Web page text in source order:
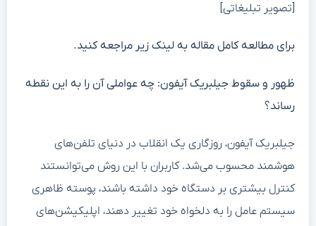
[تصویر تبلیغاتی]
برای مطالعه کامل مقاله به لینک زیر مراجعه کنید.
ظهور و سقوط جیلبریک آیفون: چه عواملی آن را به این نقطه
رساند؟
جیلبریک آیفون، روزگاری یک انقلاب در دنیای تلفن‌های
هوشمند محسوب می‌شد. کاربران با این روش می‌توانستند
کنترل بیشتری بر دستگاه خود داشته باشند، پوسته ظاهری
سیستم عامل را به دلخواه خود تغییر دهند، اپلیکیشن‌های